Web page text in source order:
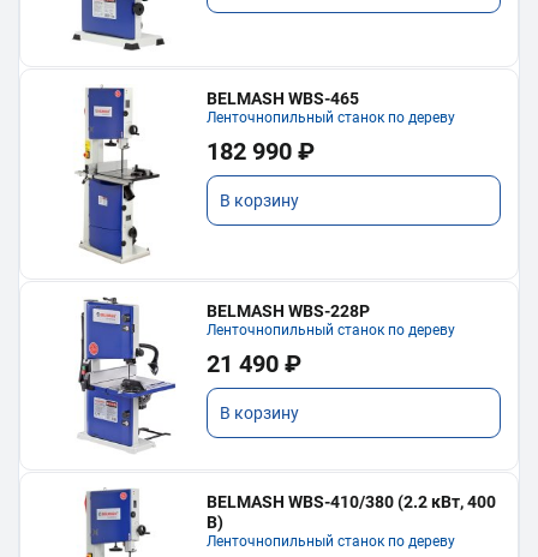
BELMASH WBS-465
Ленточнопильный станок по дереву
182 990 ₽
В корзину
BELMASH WBS-228P
Ленточнопильный станок по дереву
21 490 ₽
В корзину
BELMASH WBS-410/380 (2.2 кВт, 400
В)
Ленточнопильный станок по дереву